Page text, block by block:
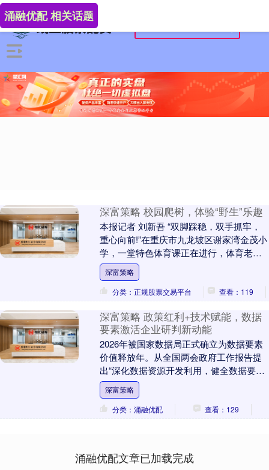
涌融优配 相关话题
深富策略 校园爬树，体验“野生”乐趣
本报记者 刘新吾 “双脚踩稳，双手抓牢，
重心向前!”在重庆市九龙坡区谢家湾金茂小
学，一堂特色体育课正在进行，体育老师
李曦站在安全防护区内，一边示范动作要
领，一边....
深富策略
分类：正规股票交易平台
查看：119
深富策略 政策红利+技术赋能，数据
要素激活企业研判新动能
2026年被国家数据局正式确立为数据要素
价值释放年。从全国两会政府工作报告提
出“深化数据资源开发利用，健全数据要素
基础制度”，到国家数据局推进全国统一数
据产权登....
深富策略
分类：涌融优配
查看：129
涌融优配文章已加载完成